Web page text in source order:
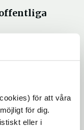
för att våra
för dig.
eller i
ett max
vid
covidpass